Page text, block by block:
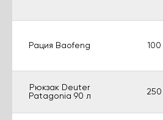
Рация Baofeng 100
Рюкзак Deuter
Patagonia 90 л
250